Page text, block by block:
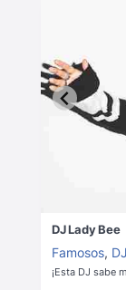
DJ Lady Bee
Famosos,
¡Esta DJ sabe